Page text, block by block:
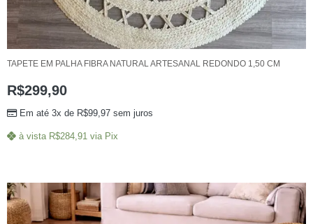
TAPETE EM PALHA FIBRA NATURAL ARTESANAL REDONDO 1,50 CM
R$299,90
Em até 3x de R$99,97 sem juros
à vista R$284,91 via Pix